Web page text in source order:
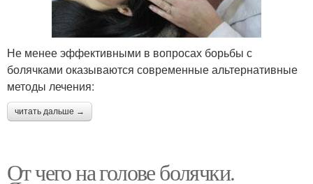
Не менее эффективными в вопросах борьбы с
болячками оказываются современные альтернативные
методы лечения:
читать дальше →
От чего на голове болячки.